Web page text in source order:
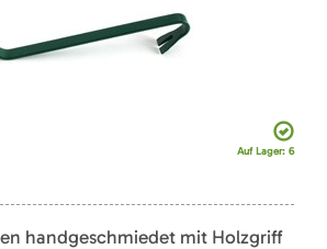
Auf Lager: 6
handgeschmiedet mit Holzgriff